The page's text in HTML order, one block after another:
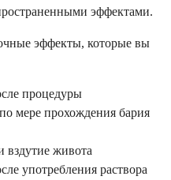
эффектами.
эффекты, которые вы
процедуры
мере прохождения бария
вздутие живота
употребления раствора